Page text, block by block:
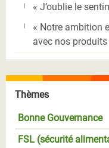
« J’oublie le
« Notre ambition
avec nos
Thèmes
Bonne Gouvernance
FSL (sécurité